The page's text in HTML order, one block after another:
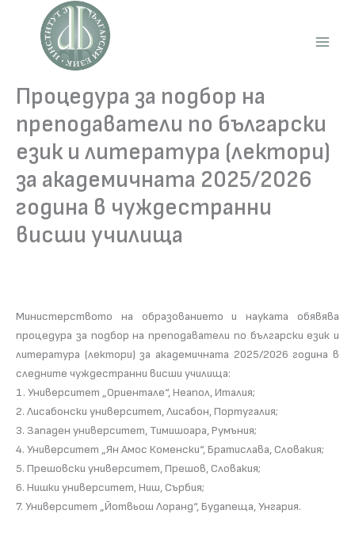
content
Процедура за подбор на
преподаватели по български
език и литература (лектори)
за академичната 2025/2026
година в чуждестранни
висши училища
Министерството на образованието и науката обявява
процедура за подбор на преподаватели по български език и
литература (лектори) за академичната 2025/2026 година в
следните чуждестранни висши училища:
1. Университет „Ориентале“, Неапол, Италия;
2. Лисабонски университет, Лисабон, Португалия;
3. Западен университет, Тимишоара, Румъния;
4. Университет „Ян Амос Коменски“, Братислава, Словакия;
5. Прешовски университет, Прешов, Словакия;
6. Нишки университет, Ниш, Сърбия;
7. Университет „Йотвьош Лоранд“, Будапеща, Унгария.